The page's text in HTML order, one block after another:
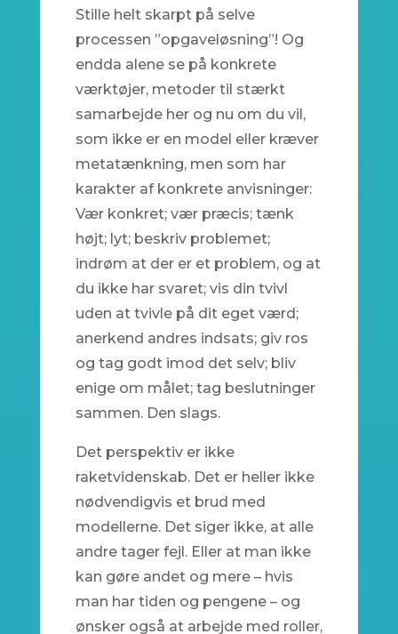
Stille helt skarpt på selve
processen ”opgaveløsning”! Og
endda alene se på konkrete
værktøjer, metoder til stærkt
samarbejde her og nu om du vil,
som ikke er en model eller kræver
metatænkning, men som har
karakter af konkrete anvisninger:
Vær konkret; vær præcis; tænk
højt; lyt; beskriv problemet;
indrøm at der er et problem, og at
du ikke har svaret; vis din tvivl
uden at tvivle på dit eget værd;
anerkend andres indsats; giv ros
og tag godt imod det selv; bliv
enige om målet; tag beslutninger
sammen. Den slags.
Det perspektiv er ikke
raketvidenskab. Det er heller ikke
nødvendigvis et brud med
modellerne. Det siger ikke, at alle
andre tager fejl. Eller at man ikke
kan gøre andet og mere – hvis
man har tiden og pengene – og
ønsker også at arbejde med roller,